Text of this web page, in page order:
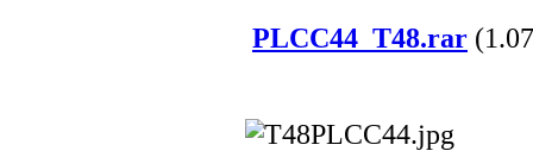
PLCC44_T48.rar